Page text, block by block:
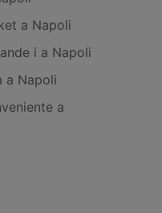
a Napoli
i a Napoli
a Napoli
a